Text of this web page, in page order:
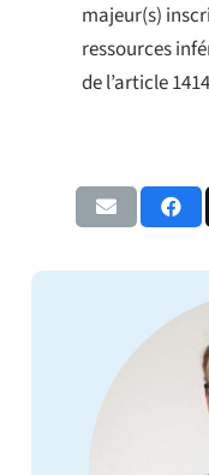
majeur(s)
ressources
de l’article